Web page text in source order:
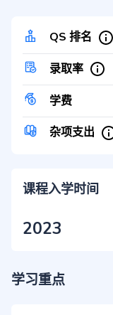
QS 排名
录取率
学费
杂项支出
课程入学时间
2023
学习重点